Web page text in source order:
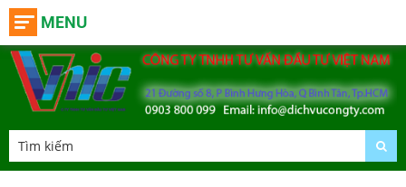
MENU